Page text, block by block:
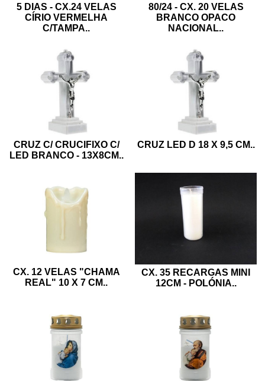
5 DIAS - CX.24 VELAS
CÍRIO VERMELHA
C/TAMPA..
80/24 - CX. 20 VELAS
BRANCO OPACO
NACIONAL..
CRUZ C/ CRUCIFIXO C/
LED BRANCO - 13X8CM..
CRUZ LED D 18 X 9,5 CM..
CX. 12 VELAS "CHAMA
REAL" 10 X 7 CM..
CX. 35 RECARGAS MINI
12CM - POLÓNIA..